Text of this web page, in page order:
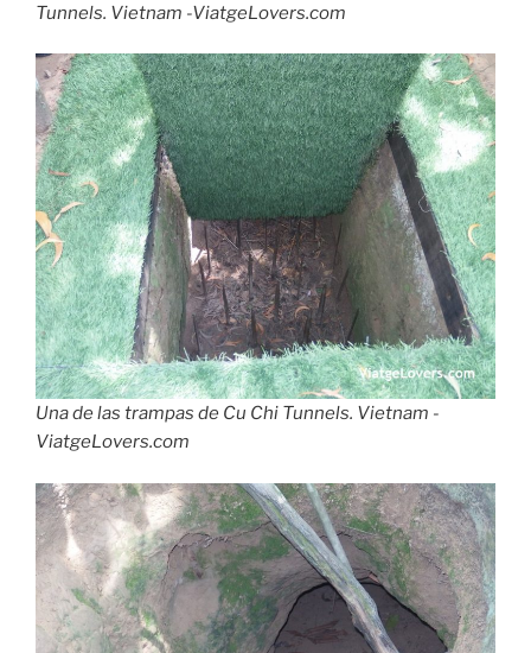
Tunnels. Vietnam -ViatgeLovers.com
Una de las trampas de Cu Chi Tunnels. Vietnam -
ViatgeLovers.com